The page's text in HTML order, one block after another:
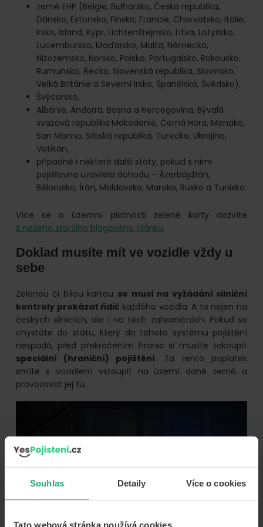
Souhlas Detaily Více o cookies
Tato webová stránka používá cookies
země EHP (Belgie, Bulharsko, Česká republika,
Dánsko, Estonsko, Finsko, Francie, Chorvatsko, Itálie,
Irsko, Island, Kypr, Lichtenštejnsko, Litva, Lotyšsko,
Lucembursko, Maďarsko, Malta, Německo,
Nizozemsko, Norsko, Polsko, Portugalsko, Rakousko,
Rumunsko, Řecko, Slovenská republika, Slovinsko,
Velká Británie a Severní Irsko, Španělsko, Švédsko),
Švýcarsko,
Albánie, Andorra, Bosna a Hercegovina, Bývalá
svazová republika Makedonie, Černá Hora, Monako,
San Marino, Srbská republika, Turecko, Ukrajina,
Vatikán,
případně i některé další státy, pokud s nimi
pojišťovna uzavřela dohodu – Ázerbájdžán,
Bělorusko, Írán, Moldavsko, Maroko, Rusko a Tunisko.
Více se o územní platnosti zelené karty dozvíte
z našeho staršího blogového článku.
Doklad musíte mít ve vozidle vždy u
sebe
Zelenou či bílou kartou se musí na vyžádání silniční
kontroly prokázat řidič každého vozidla. A to nejen na
českých silnicích, ale i na těch zahraničních. Pokud se
chystáte do státu, který do tohoto systému pojištění
nespadá, před překročením hranic si musíte zakoupit
speciální (hraniční) pojištění. Za tento poplatek
smíte s vozidlem vstoupit na území dané země a
provozovat jej tu.